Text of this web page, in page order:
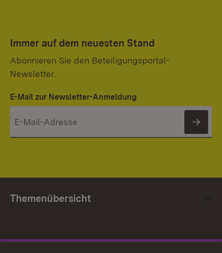
Immer auf dem neuesten Stand
Abonnieren Sie den Beteiligungsportal-
Newsletter.
E-Mail zur Newsletter-Anmeldung
Themenübersicht